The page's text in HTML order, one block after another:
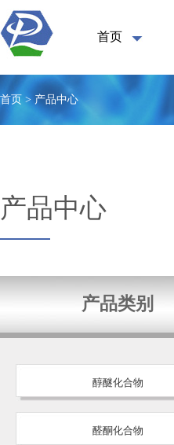
首页
首页 > 产品中心
产品中心
产品类别
醇醚化合物
醛酮化合物